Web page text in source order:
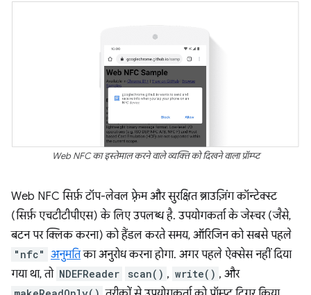
Web NFC का इस्तेमाल करने वाले व्यक्ति को दिखने वाला प्रॉम्प्ट
Web NFC सिर्फ़ टॉप-लेवल फ़्रेम और सुरक्षित ब्राउज़िंग कॉन्टेक्स्ट
(सिर्फ़ एचटीटीपीएस) के लिए उपलब्ध है. उपयोगकर्ता के जेस्चर (जैसे,
बटन पर क्लिक करना) को हैंडल करते समय, ऑरिजिन को सबसे पहले
"nfc" अनुमतिका अनुरोध करना होगा. अगर पहले ऐक्सेस नहीं दिया
गया था, तो NDEFReader scan() , write() , और